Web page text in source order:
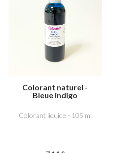
Colorant naturel -
Bleue indigo
Colorant liquide - 105 ml